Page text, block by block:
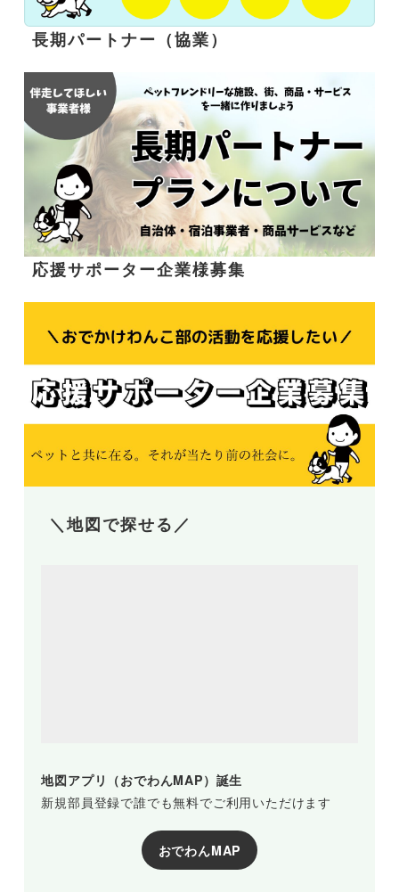
長期パートナー（協業）
応援サポーター企業様募集
＼地図で探せる／
地図アプリ（おでわんMAP）誕生
新規部員登録で誰でも無料でご利用いただけます
おでわんMAP